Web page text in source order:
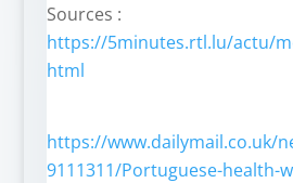
Sources :
https://5minutes.rtl.lu/actu/
html
https://www.dailymail.co.uk/
9111311/Portuguese-health-